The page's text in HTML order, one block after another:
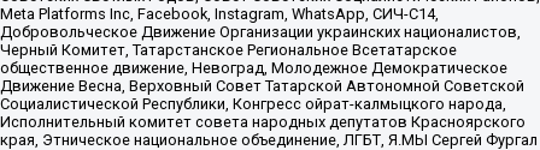
Meta Platforms Inc, Facebook, Instagram, WhatsApp, СИЧ-С14,
Добровольческое Движение Организации украинских националистов,
Черный Комитет, Татарстанское Региональное Всетатарское
общественное движение, Невоград, Молодежное Демократическое
Движение Весна, Верховный Совет Татарской Автономной Советской
Социалистической Республики, Конгресс ойрат-калмыцкого народа,
Исполнительный комитет совета народных депутатов Красноярского
края, Этническое национальное объединение, ЛГБТ, Я.МЫ Сергей Фургал